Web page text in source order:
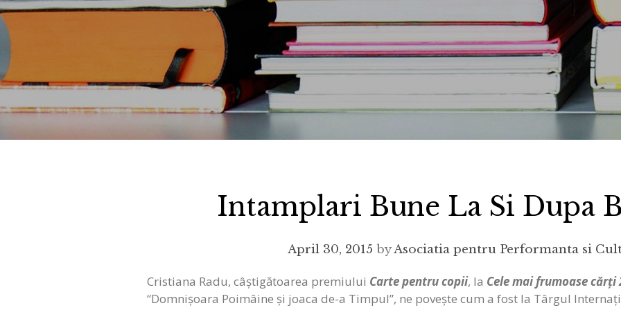
Intamplari Bune La Si Dupa
April 30, 2015 byAsociatia pentru Performanta si
Cristiana Radu, câștigătoarea premiului Carte pentru copii, la Cele mai frumoase cărți
“Domnișoara Poimâine și joaca de-a Timpul”, ne povește cum a fost la Târgul